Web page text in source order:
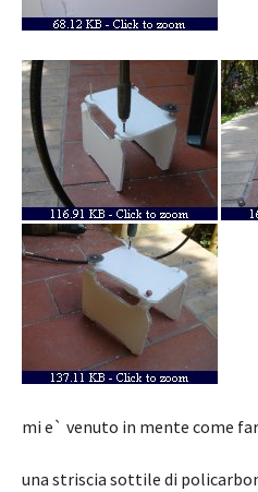
mi e` venuto in mente come
una striscia sottile di